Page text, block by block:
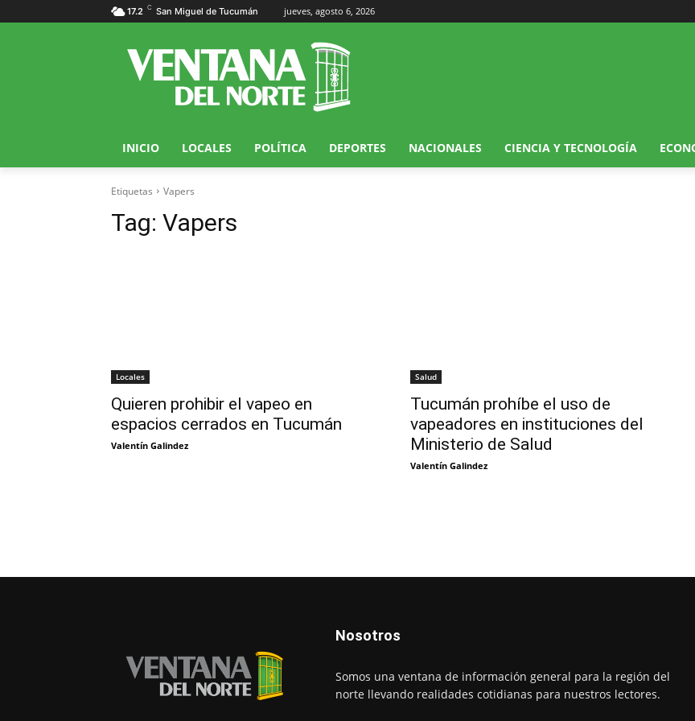
17.2 C San Miguel de Tucumán jueves, agosto 6, 2026
INICIO LOCALES POLÍTICA DEPORTES NACIONALES CIENCIA Y TECNOLOGÍA
Etiquetas Vapers
Tag: Vapers
Locales
Quieren prohibir el vapeo en
espacios cerrados en Tucumán
Valentín Galindez
Salud
Tucumán prohíbe el uso de
vapeadores en instituciones del
Ministerio de Salud
Valentín Galindez
Nosotros
Somos una ventana de información general para la región del
norte llevando realidades cotidianas para nuestros lectores.